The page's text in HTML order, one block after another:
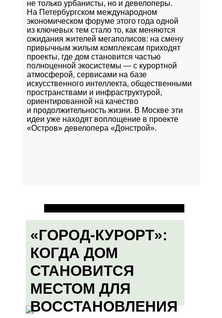
не только урбанисты, но и девелоперы.
На Петербургском международном
экономическом форуме этого года одной
из ключевых тем стало то, как меняются
ожидания жителей мегаполисов: на смену
привычным жилым комплексам приходят
проекты, где дом становится частью
полноценной экосистемы — с курортной
атмосферой, сервисами на базе
искусственного интеллекта, общественными
пространствами и инфраструктурой,
ориентированной на качество
и продолжительность жизни. В Москве эти
идеи уже находят воплощение в проекте
«Остров» девелопера «Донстрой».
«ГОРОД-КУРОРТ»:
КОГДА ДОМ
СТАНОВИТСЯ
МЕСТОМ ДЛЯ
ВОССТАНОВЛЕНИЯ